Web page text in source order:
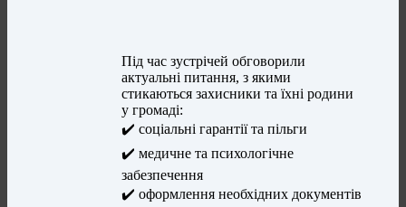
Під час зустрічей обговорили
актуальні питання, з якими
стикаються захисники та їхні родини
у громаді:
✔️ соціальні гарантії та пільги
✔️ медичне та психологічне
забезпечення
✔️ оформлення необхідних документів